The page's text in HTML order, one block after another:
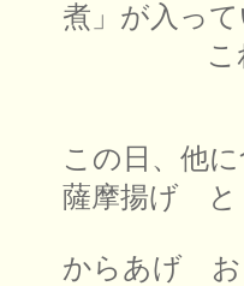
煮」が入っ
これは
この日、他
薩摩揚げ
からあげ お